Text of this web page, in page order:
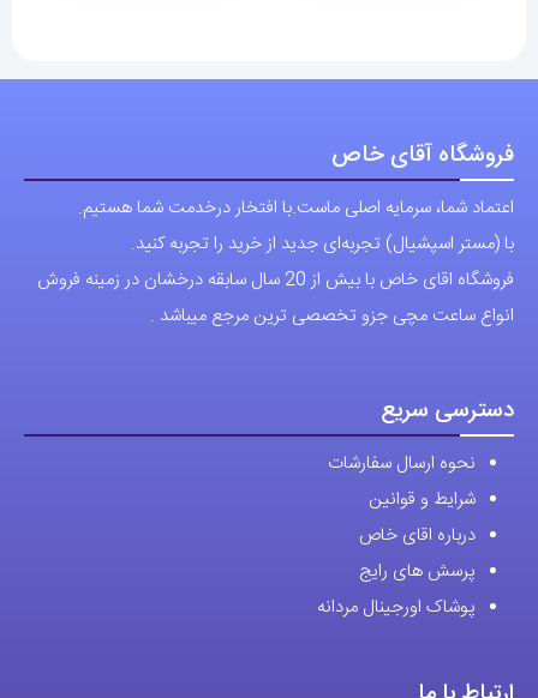
فروشگاه آقای خاص
اعتماد شما، سرمایه اصلی ماست.با افتخار درخدمت شما هستیم.
با (مستر اسپشیال) تجربه‌ای جدید از خرید را تجربه کنید.
فروشگاه اقای خاص با بیش از 20 سال سابقه درخشان در زمینه فروش
دسترسی سریع
نحوه ارسال سفارشات
شرایط و قوانین
درباره اقای خاص
پرسش های رایج